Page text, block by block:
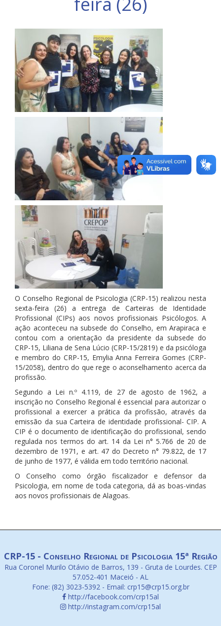
O Conselho Regional de Psicologia (CRP-15) realizou nesta
sexta-feira (26) a entrega de Carteiras de Identidade
Profissional (CIPs) aos novos profissionais Psicólogos. A
ação aconteceu na subsede do Conselho, em Arapiraca e
contou com a orientação da presidente da subsede do
CRP-15, Liliana de Sena Lúcio (CRP-15/2819) e da psicóloga
e membro do CRP-15, Emylia Anna Ferreira Gomes (CRP-
15/2058), dentro do que rege o aconselhamento acerca da
profissão.
Segundo a Lei n.º 4.119, de 27 de agosto de 1962, a
inscrição no Conselho Regional é essencial para autorizar o
profissional a exercer a prática da profissão, através da
emissão da sua Carteira de identidade profissional- CIP. A
CIP é o documento de identificação do profissional, sendo
regulada nos termos do art. 14 da Lei n° 5.766 de 20 de
dezembro de 1971, e art. 47 do Decreto n° 79.822, de 17
de junho de 1977, é válida em todo território nacional.
O Conselho como órgão fiscalizador e defensor da
Psicologia, em nome de toda categoria, dá as boas-vindas
aos novos profissionais de Alagoas.
CRP-15 - Conselho Regional de Psicologia 15ª Região
Rua Coronel Murilo Otávio de Barros, 139 - Gruta de Lourdes. CEP
57.052-401 Maceió - AL
Fone: (82) 3023-5392 - Email: crp15@crp15.org.br
http://facebook.com/crp15al
http://instagram.com/crp15al